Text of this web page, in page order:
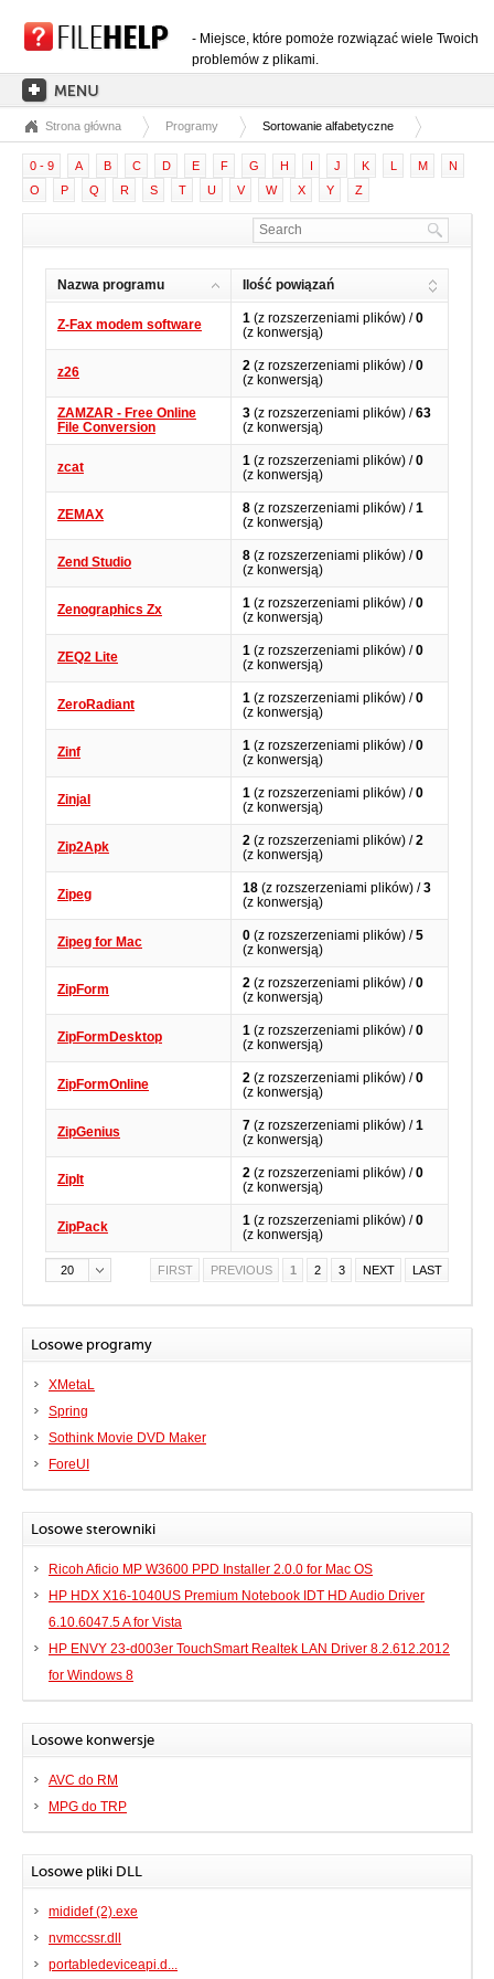
- Miejsce, które pomoże rozwiązać wiele Twoich
problemów z plikami.
STRONA GŁÓWNA
KATEGORIE ROZSZERZEŃ
KATEGORIE STEROWNIKÓW
PLIKI DLL
KONWERSJE PLIKÓW
PROGRAMY
Strona główna Programy Sortowanie alfabetyczne
0 - 9 A B C D E F G H I J K L M
N
O
P Q R S T U V W X Y Z
Nazwa programu Ilość powiązań
Z-Fax modem software 1 (z rozszerzeniami plików) /0
(z konwersją)
z26 2 (z rozszerzeniami plików) /0
(z konwersją)
ZAMZAR - Free Online
File Conversion
3 (z rozszerzeniami plików) /63
(z konwersją)
zcat 1 (z rozszerzeniami plików) /0
(z konwersją)
ZEMAX 8 (z rozszerzeniami plików) /1
(z konwersją)
Zend Studio 8 (z rozszerzeniami plików) /0
(z konwersją)
Zenographics Zx 1 (z rozszerzeniami plików) /0
(z konwersją)
ZEQ2 Lite 1 (z rozszerzeniami plików) /0
(z konwersją)
ZeroRadiant 1 (z rozszerzeniami plików) /0
(z konwersją)
Zinf 1 (z rozszerzeniami plików) /0
(z konwersją)
ZinjaI 1 (z rozszerzeniami plików) /0
(z konwersją)
Zip2Apk 2 (z rozszerzeniami plików) /2
(z konwersją)
Zipeg 18 (z rozszerzeniami plików) /3
(z konwersją)
Zipeg for Mac 0 (z rozszerzeniami plików) /5
(z konwersją)
ZipForm 2 (z rozszerzeniami plików) /0
(z konwersją)
ZipFormDesktop 1 (z rozszerzeniami plików) /0
(z konwersją)
ZipFormOnline 2 (z rozszerzeniami plików) /0
(z konwersją)
ZipGenius 7 (z rozszerzeniami plików) /1
(z konwersją)
ZipIt 2 (z rozszerzeniami plików) /0
(z konwersją)
ZipPack 1 (z rozszerzeniami plików) /0
(z konwersją)
FIRST PREVIOUS 1 2 3 NEXT LAST
20
Losowe programy
XMetaL
Spring
Sothink Movie DVD Maker
ForeUI
Losowe sterowniki
Ricoh Aficio MP W3600 PPD Installer 2.0.0 for Mac OS
HP HDX X16-1040US Premium Notebook IDT HD Audio Driver
6.10.6047.5 A for Vista
HP ENVY 23-d003er TouchSmart Realtek LAN Driver 8.2.612.2012
for Windows 8
Losowe konwersje
AVC do RM
MPG do TRP
Losowe pliki DLL
mididef (2).exe
nvmccssr.dll
portabledeviceapi.d...